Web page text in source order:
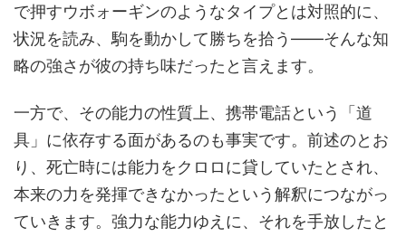
で押すウボォーギンのようなタイプとは対照的に、
状況を読み、駒を動かして勝ちを拾う——そんな知
略の強さが彼の持ち味だったと言えます。
一方で、その能力の性質上、携帯電話という「道
具」に依存する面があるのも事実です。前述のとお
り、死亡時には能力をクロロに貸していたとされ、
本来の力を発揮できなかったという解釈につながっ
ていきます。強力な能力ゆえに、それを手放したと